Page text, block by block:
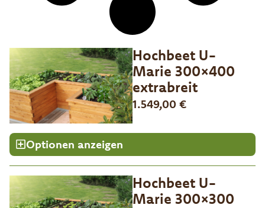
Hochbeet U-
Marie 300×400
extrabreit
1.549,00 €
Optionen anzeigen
Hochbeet U-
Marie 300×300